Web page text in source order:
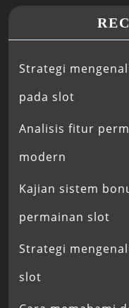
Strategi
pada slot
Analisis fitur
modern
Kajian sistem
permainan slot
Strategi
slot